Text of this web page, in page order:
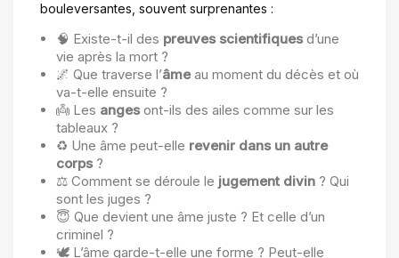
bouleversantes, souvent surprenantes :
🧠 Existe-t-il des preuves scientifiquesd’une
vie après la mort ?
🌌 Que traverse l’âmeau moment du décès et où
va-t-elle ensuite ?
👼 Les angesont-ils des ailes comme sur les
tableaux ?
♻️ Une âme peut-elle revenir dans un autre
corps?
⚖️ Comment se déroule le jugement divin ? Qui
sont les juges ?
😇 Que devient une âme juste ? Et celle d’un
criminel ?
🕊️ L’âme garde-t-elle une forme ? Peut-elle